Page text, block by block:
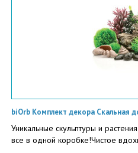
biOrb Комплект декора Скальная
Уникальные скульптуры и
все в одной коробке!Чистое